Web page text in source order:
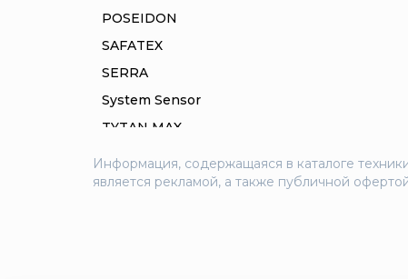
POSEIDON
SAFATEX
SERRA
System Sensor
TYTAN MAX
UNIVET
«Pohorje» Mirna
Информация, содержащаяся в каталоге
является рекламой, а также публичной